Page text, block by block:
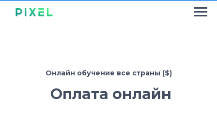
Оплата онлайн
Онлайн обучение все страны ($)